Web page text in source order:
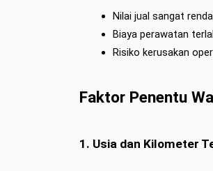
Nilai jual sangat
Biaya perawatan
Risiko kerusakan
Faktor Penentu
1. Usia dan Kilometer